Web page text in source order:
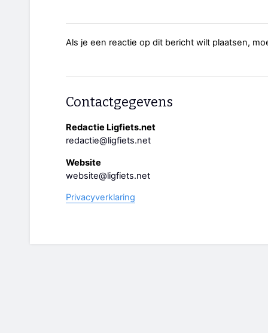
Als je een reactie op dit bericht wilt plaatsen,
Contactgegevens
Redactie Ligfiets.net
redactie@ligfiets.net
Website
website@ligfiets.net
Privacyverklaring